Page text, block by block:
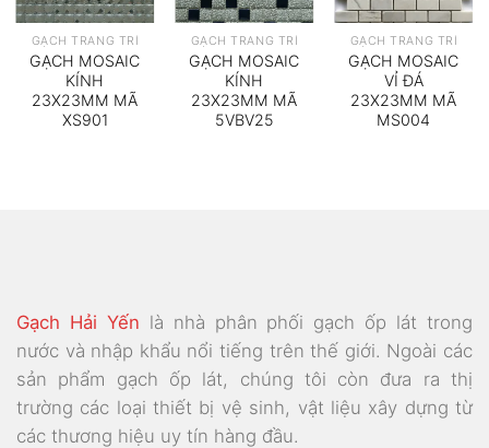
GẠCH TRANG TRÍ
GẠCH MOSAIC
KÍNH
23X23MM MÃ
XS901
GẠCH TRANG TRÍ
GẠCH MOSAIC
KÍNH
23X23MM MÃ
5VBV25
GẠCH TRANG TRÍ
GẠCH MOSAIC
VỈ ĐÁ
23X23MM MÃ
MS004
Gạch Hải Yến là nhà phân phối gạch ốp lát trong
nước và nhập khẩu nổi tiếng trên thế giới. Ngoài các
sản phẩm gạch ốp lát, chúng tôi còn đưa ra thị
trường các loại thiết bị vệ sinh, vật liệu xây dựng từ
các thương hiệu uy tín hàng đầu.